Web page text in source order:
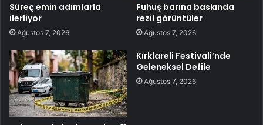
Süreç emin adımlarla
ilerliyor
Ağustos 7, 2026
Fuhuş barına baskında
rezil görüntüler
Ağustos 7, 2026
Kırklareli Festivali’nde
Geleneksel Defile
Ağustos 7, 2026